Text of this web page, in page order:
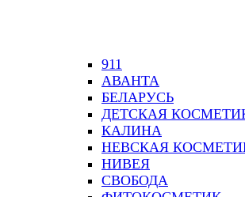
911
АВАНТА
БЕЛАРУСЬ
ДЕТСКАЯ
КАЛИНА
НЕВСКАЯ
НИВЕЯ
СВОБОДА